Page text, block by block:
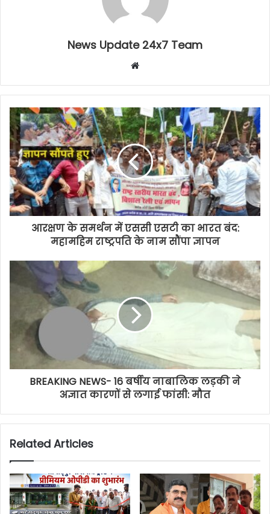
News Update 24x7 Team
Website
आरक्षण के समर्थन में एससी एसटी का भारत बंद:
महामहिम राष्ट्रपति के नाम सौंपा ज्ञापन
BREAKING NEWS- 16 बर्षीय नाबालिक लड़की ने
अज्ञात कारणों से लगाई फांसी: मौत
Related Articles